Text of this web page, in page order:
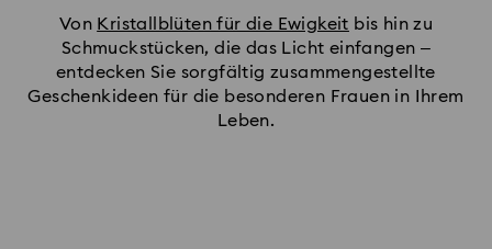
Von Kristallblüten für die Ewigkeit bis hin zu
Schmuckstücken, die das Licht einfangen –
entdecken Sie sorgfältig zusammengestellte
Geschenkideen für die besonderen Frauen in Ihrem
Leben.